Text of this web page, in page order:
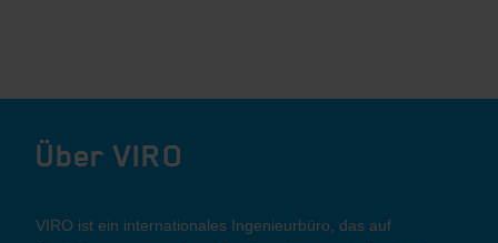
Über VIRO
VIRO ist ein internationales Ingenieurbüro, das auf